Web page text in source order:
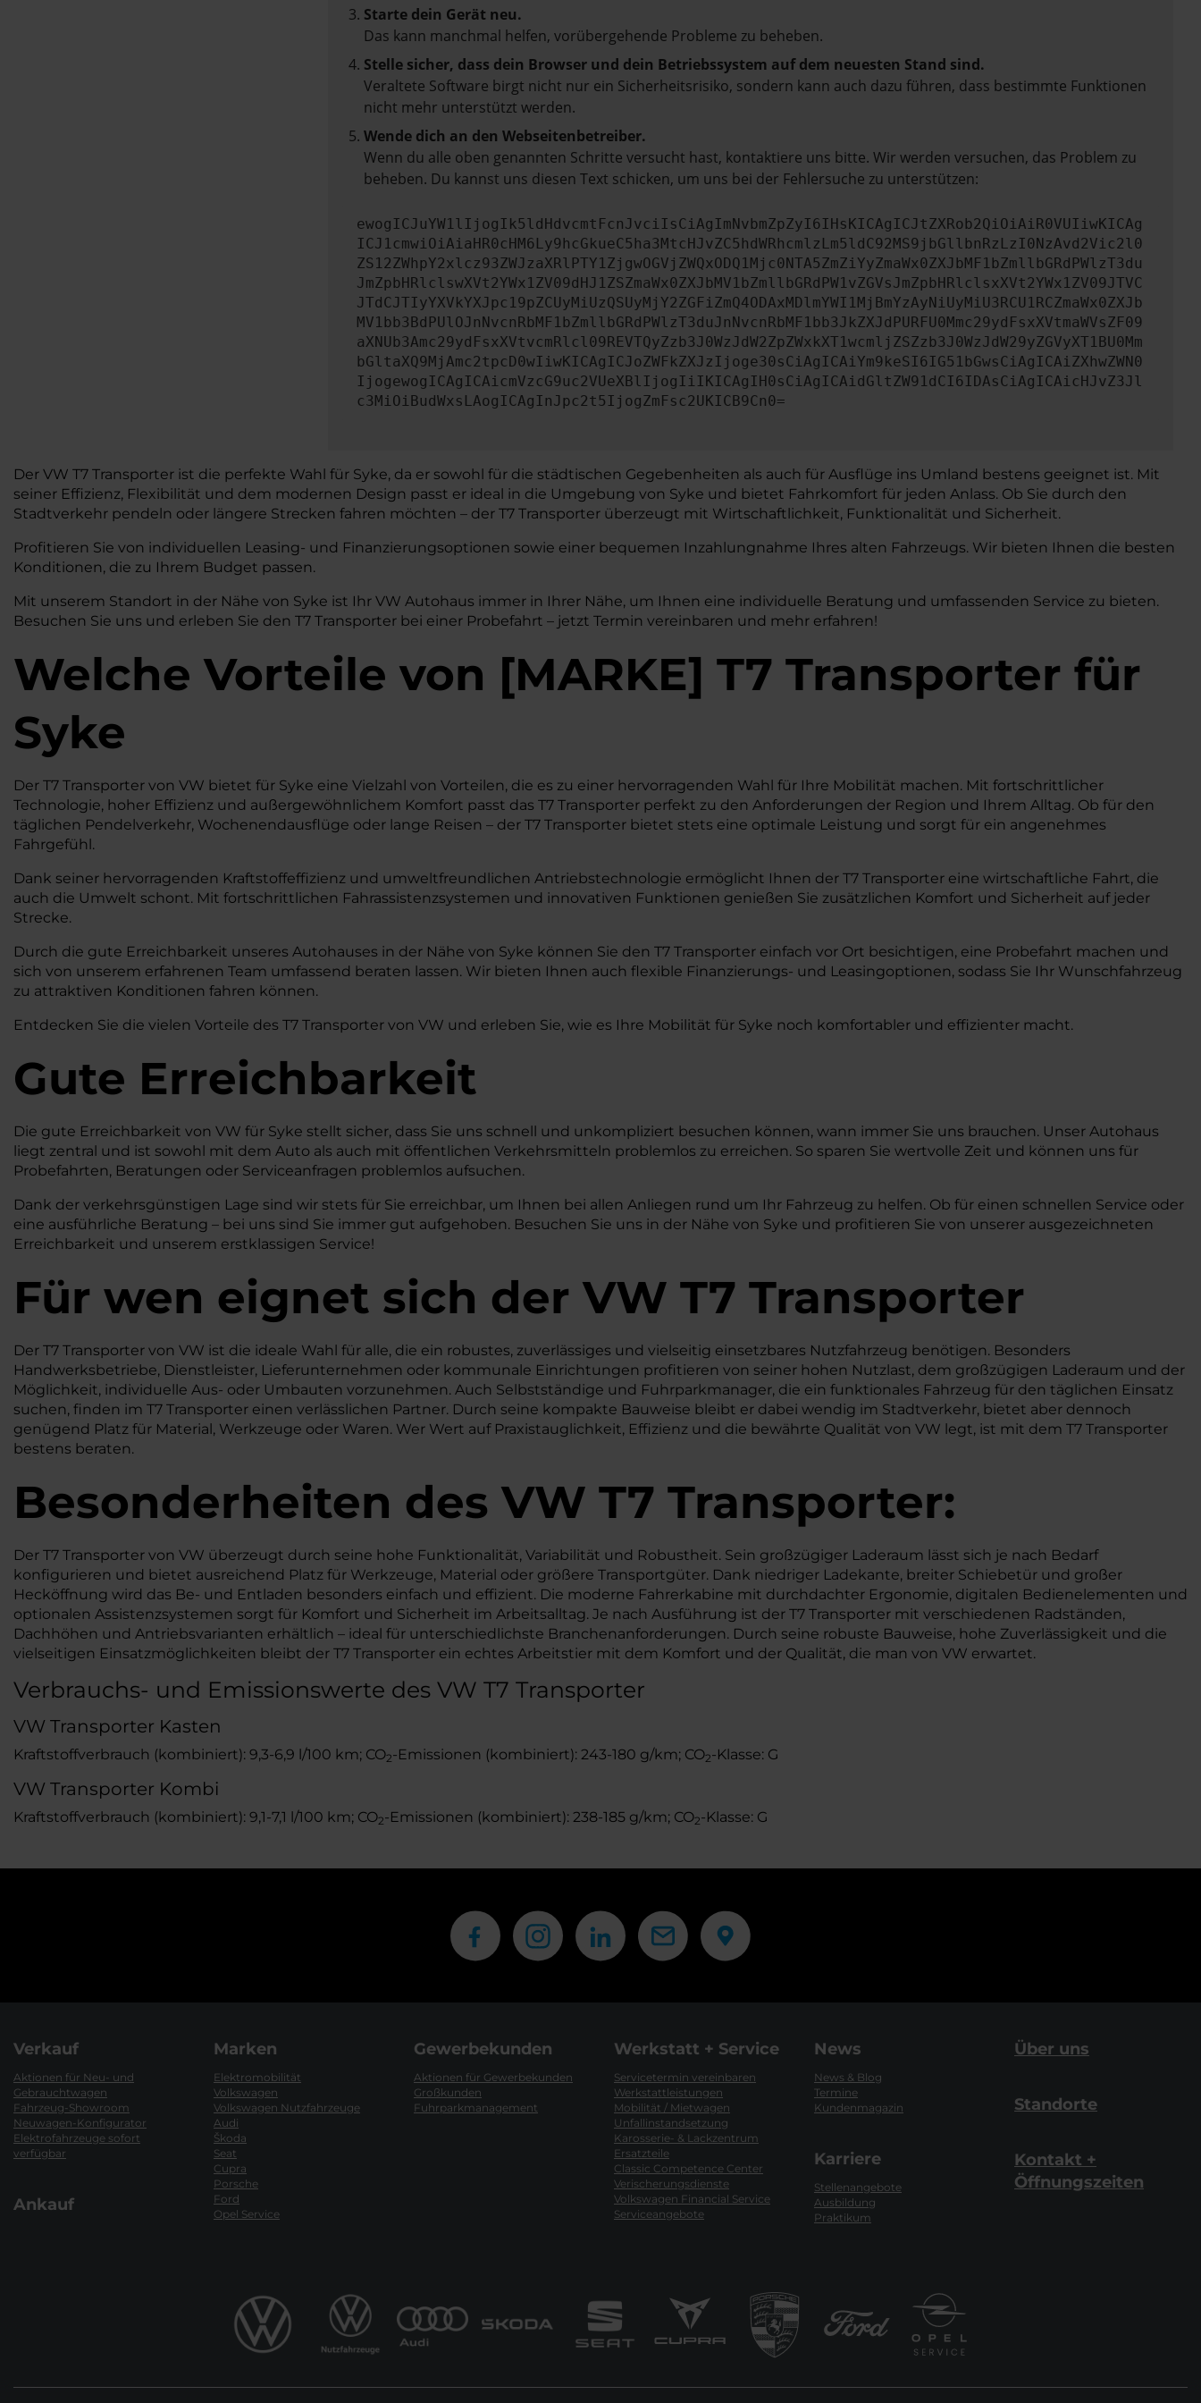
Starte dein Gerät neu.
Das kann manchmal helfen, vorübergehende Probleme zu beheben.
Stelle sicher, dass dein Browser und dein Betriebssystem auf dem neuesten Stand sind.
Veraltete Software birgt nicht nur ein Sicherheitsrisiko, sondern kann auch dazu führen, dass bestimmte Funktionen
nicht mehr unterstützt werden.
Wende dich an den Webseitenbetreiber.
Wenn du alle oben genannten Schritte versucht hast, kontaktiere uns bitte. Wir werden versuchen, das Problem zu
beheben. Du kannst uns diesen Text schicken, um uns bei der Fehlersuche zu unterstützen:
ewogICJuYW1lIjogIk5ldHdvcmtFcnJvciIsCiAgImNvbmZpZyI6IHsKICAgICJtZXRob2QiOiAiR0VUIiwKICAg
ICJ1cmwiOiAiaHR0cHM6Ly9hcGkueC5ha3MtcHJvZC5hdWRhcmlzLm5ldC92MS9jbGllbnRzLzI0NzAvd2Vic2l0
ZS12ZWhpY2xlcz93ZWJzaXRlPTY1ZjgwOGVjZWQxODQ1Mjc0NTA5ZmZiYyZmaWx0ZXJbMF1bZmllbGRdPWlzT3du
JmZpbHRlclswXVt2YWx1ZV09dHJ1ZSZmaWx0ZXJbMV1bZmllbGRdPW1vZGVsJmZpbHRlclsxXVt2YWx1ZV09JTVC
JTdCJTIyYXVkYXJpc19pZCUyMiUzQSUyMjY2ZGFiZmQ4ODAxMDlmYWI1MjBmYzAyNiUyMiU3RCU1RCZmaWx0ZXJb
MV1bb3BdPUlOJnNvcnRbMF1bZmllbGRdPWlzT3duJnNvcnRbMF1bb3JkZXJdPURFU0Mmc29ydFsxXVtmaWVsZF09
aXNUb3Amc29ydFsxXVtvcmRlcl09REVTQyZzb3J0WzJdW2ZpZWxkXT1wcmljZSZzb3J0WzJdW29yZGVyXT1BU0Mm
bGltaXQ9MjAmc2tpcD0wIiwKICAgICJoZWFkZXJzIjoge30sCiAgICAiYm9keSI6IG51bGwsCiAgICAiZXhwZWN0
IjogewogICAgICAicmVzcG9uc2VUeXBlIjogIiIKICAgIH0sCiAgICAidGltZW91dCI6IDAsCiAgICAicHJvZ3Jl
c3MiOiBudWxsLAogICAgInJpc2t5IjogZmFsc2UKICB9Cn0=
Der VW T7 Transporter ist die perfekte Wahl für Syke, da er sowohl für die städtischen Gegebenheiten als auch für Ausflüge ins Umland bestens geeignet ist. Mit
seiner Effizienz, Flexibilität und dem modernen Design passt er ideal in die Umgebung von Syke und bietet Fahrkomfort für jeden Anlass. Ob Sie durch den
Stadtverkehr pendeln oder längere Strecken fahren möchten – der T7 Transporter überzeugt mit Wirtschaftlichkeit, Funktionalität und Sicherheit.
Profitieren Sie von individuellen Leasing- und Finanzierungsoptionen sowie einer bequemen Inzahlungnahme Ihres alten Fahrzeugs. Wir bieten Ihnen die besten
Konditionen, die zu Ihrem Budget passen.
Mit unserem Standort in der Nähe von Syke ist Ihr VW Autohaus immer in Ihrer Nähe, um Ihnen eine individuelle Beratung und umfassenden Service zu bieten.
Besuchen Sie uns und erleben Sie den T7 Transporter bei einer Probefahrt – jetzt Termin vereinbaren und mehr erfahren!
Welche Vorteile von [MARKE] T7 Transporter für
Syke
Der T7 Transporter von VW bietet für Syke eine Vielzahl von Vorteilen, die es zu einer hervorragenden Wahl für Ihre Mobilität machen. Mit fortschrittlicher
Technologie, hoher Effizienz und außergewöhnlichem Komfort passt das T7 Transporter perfekt zu den Anforderungen der Region und Ihrem Alltag. Ob für den
täglichen Pendelverkehr, Wochenendausflüge oder lange Reisen – der T7 Transporter bietet stets eine optimale Leistung und sorgt für ein angenehmes
Fahrgefühl.
Dank seiner hervorragenden Kraftstoffeffizienz und umweltfreundlichen Antriebstechnologie ermöglicht Ihnen der T7 Transporter eine wirtschaftliche Fahrt, die
auch die Umwelt schont. Mit fortschrittlichen Fahrassistenzsystemen und innovativen Funktionen genießen Sie zusätzlichen Komfort und Sicherheit auf jeder
Strecke.
Durch die gute Erreichbarkeit unseres Autohauses in der Nähe von Syke können Sie den T7 Transporter einfach vor Ort besichtigen, eine Probefahrt machen und
sich von unserem erfahrenen Team umfassend beraten lassen. Wir bieten Ihnen auch flexible Finanzierungs- und Leasingoptionen, sodass Sie Ihr Wunschfahrzeug
zu attraktiven Konditionen fahren können.
Entdecken Sie die vielen Vorteile des T7 Transporter von VW und erleben Sie, wie es Ihre Mobilität für Syke noch komfortabler und effizienter macht.
Gute Erreichbarkeit
Die gute Erreichbarkeit von VW für Syke stellt sicher, dass Sie uns schnell und unkompliziert besuchen können, wann immer Sie uns brauchen. Unser Autohaus
liegt zentral und ist sowohl mit dem Auto als auch mit öffentlichen Verkehrsmitteln problemlos zu erreichen. So sparen Sie wertvolle Zeit und können uns für
Probefahrten, Beratungen oder Serviceanfragen problemlos aufsuchen.
Dank der verkehrsgünstigen Lage sind wir stets für Sie erreichbar, um Ihnen bei allen Anliegen rund um Ihr Fahrzeug zu helfen. Ob für einen schnellen Service oder
eine ausführliche Beratung – bei uns sind Sie immer gut aufgehoben. Besuchen Sie uns in der Nähe von Syke und profitieren Sie von unserer ausgezeichneten
Erreichbarkeit und unserem erstklassigen Service!
Für wen eignet sich der VW T7 Transporter
Der T7 Transporter von VW ist die ideale Wahl für alle, die ein robustes, zuverlässiges und vielseitig einsetzbares Nutzfahrzeug benötigen. Besonders
Handwerksbetriebe, Dienstleister, Lieferunternehmen oder kommunale Einrichtungen profitieren von seiner hohen Nutzlast, dem großzügigen Laderaum und der
Möglichkeit, individuelle Aus- oder Umbauten vorzunehmen. Auch Selbstständige und Fuhrparkmanager, die ein funktionales Fahrzeug für den täglichen Einsatz
suchen, finden im T7 Transporter einen verlässlichen Partner. Durch seine kompakte Bauweise bleibt er dabei wendig im Stadtverkehr, bietet aber dennoch
genügend Platz für Material, Werkzeuge oder Waren. Wer Wert auf Praxistauglichkeit, Effizienz und die bewährte Qualität von VW legt, ist mit dem T7 Transporter
bestens beraten.
Besonderheiten des VW T7 Transporter:
Der T7 Transporter von VW überzeugt durch seine hohe Funktionalität, Variabilität und Robustheit. Sein großzügiger Laderaum lässt sich je nach Bedarf
konfigurieren und bietet ausreichend Platz für Werkzeuge, Material oder größere Transportgüter. Dank niedriger Ladekante, breiter Schiebetür und großer
Hecköffnung wird das Be- und Entladen besonders einfach und effizient. Die moderne Fahrerkabine mit durchdachter Ergonomie, digitalen Bedienelementen und
optionalen Assistenzsystemen sorgt für Komfort und Sicherheit im Arbeitsalltag. Je nach Ausführung ist der T7 Transporter mit verschiedenen Radständen,
Dachhöhen und Antriebsvarianten erhältlich – ideal für unterschiedlichste Branchenanforderungen. Durch seine robuste Bauweise, hohe Zuverlässigkeit und die
vielseitigen Einsatzmöglichkeiten bleibt der T7 Transporter ein echtes Arbeitstier mit dem Komfort und der Qualität, die man von VW erwartet.
Verbrauchs- und Emissionswerte des VW T7 Transporter
VW Transporter Kasten
Kraftstoffverbrauch (kombiniert): 9,3-6,9 l/100 km; CO2-Emissionen (kombiniert): 243-180 g/km; CO2-Klasse: G
VW Transporter Kombi
Kraftstoffverbrauch (kombiniert): 9,1-7,1 l/100 km; CO2-Emissionen (kombiniert): 238-185 g/km; CO2-Klasse: G
Verkauf
Aktionen für Neu- und
Gebrauchtwagen
Fahrzeug-Showroom
Neuwagen-Konfigurator
Elektrofahrzeuge sofort
verfügbar
Ankauf
Marken
Elektromobilität
Volkswagen
Volkswagen Nutzfahrzeuge
Audi
Škoda
Seat
Cupra
Porsche
Ford
Opel Service
Gewerbekunden
Aktionen für Gewerbekunden
Großkunden
Fuhrparkmanagement
Werkstatt + Service
Servicetermin vereinbaren
Werkstattleistungen
Mobilität / Mietwagen
Unfallinstandsetzung
Karosserie- & Lackzentrum
Ersatzteile
Classic Competence Center
Verischerungsdienste
Volkswagen Financial Service
Serviceangebote
News
News & Blog
Termine
Kundenmagazin
Karriere
Stellenangebote
Ausbildung
Praktikum
Über uns
Standorte
Kontakt +
Öffnungszeiten